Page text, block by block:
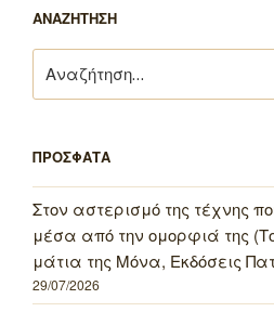
ΑΝΑΖΗΤΗΣΗ
για:
ΠΡΟΣΦΑΤΑ
Στον αστερισμό της τέχνης
μέσα από την ομορφιά της
μάτια της Μόνα, Εκδόσεις
29/07/2026